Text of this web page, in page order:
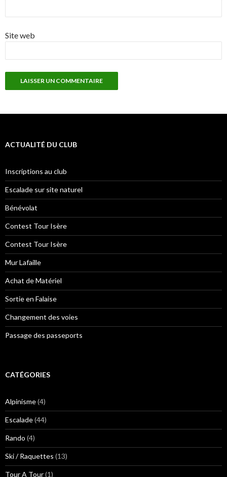
Site web
ACTUALITÉ DU CLUB
Inscriptions au club
Escalade sur site naturel
Bénévolat
Contest Tour Isère
Contest Tour Isère
Mur Lafaille
Achat de Matériel
Sortie en Falaise
Changement des voies
Passage des passeports
CATÉGORIES
Alpinisme(4)
Escalade(44)
Rando (4)
Ski / Raquettes (13)
Tour A Tour(1)